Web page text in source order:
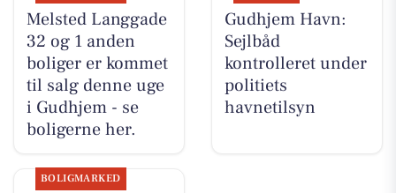
Melsted Langgade
32 og 1 anden
boliger er kommet
til salg denne uge
i Gudhjem - se
boligerne her.
Gudhjem Havn:
Sejlbåd
kontrolleret under
politiets
havnetilsyn
BOLIGMARKED